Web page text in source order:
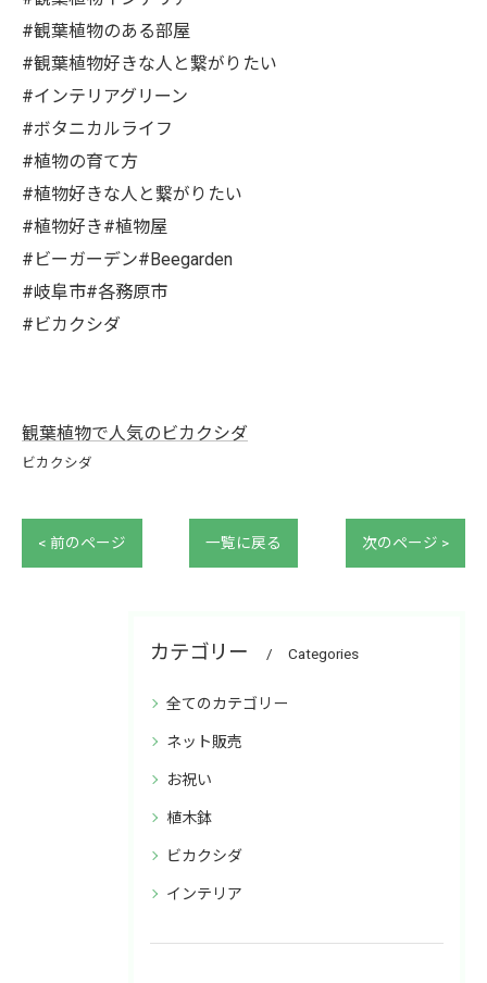
#観葉植物のある部屋
#観葉植物好きな人と繋がりたい
#インテリアグリーン
#ボタニカルライフ
#植物の育て方
#植物好きな人と繋がりたい
#植物好き#植物屋
#ビーガーデン#Beegarden
#岐阜市#各務原市
#ビカクシダ
観葉植物で人気のビカクシダ
ビカクシダ
< 前のページ 一覧に戻る 次のページ >
カテゴリー Categories
全てのカテゴリー
ネット販売
お祝い
植木鉢
ビカクシダ
インテリア